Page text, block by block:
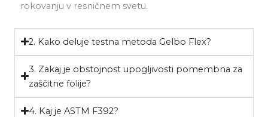
rokovanju v resničnem svetu.
2. Kako deluje testna metoda Gelbo Flex?
3. Zakaj je obstojnost upogljivosti pomembna za
zaščitne folije?
4. Kaj je ASTM F392?